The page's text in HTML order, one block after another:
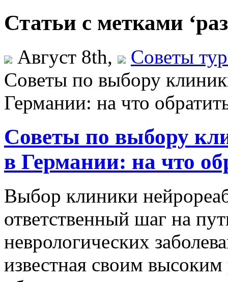
Статьи с метками
Август 8th,
Советы
Советы по выбору
Германии: на что
Советы по выбору
в Германии: на что
Выбор клиники
ответственный шаг на
неврологических
известная своим